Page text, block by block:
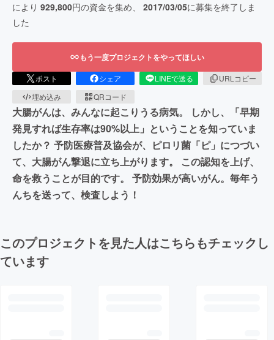
により 929,800円の資金を集め、 2017/03/05に募集を終了しま
した
もう一度プロジェクトをやってほしい
ポスト シェア LINEで送る
URLコピー
埋め込み
QRコード
大腸がんは、みんなに起こりうる病気。 しかし、「早期
発見すれば生存率は90%以上」ということを知っていま
したか？ 予防医療普及協会が、ピロリ菌「ピ」につづい
て、大腸がん撃退に立ち上がります。 この認知を上げ、
命を救うことが目的です。 予防効果が高いがん。毎年う
んちを送って、検査しよう！
このプロジェクトを見た人はこちらもチェックし
ています